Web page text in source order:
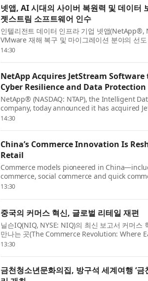
넷앱, AI 시대의 사이버 복원력 및 데이터
젯스트림 소프트웨어 인수
인텔리전트 데이터 인프라 기업 넷앱(NetApp®,
VMware 재해 복구 및 마이그레이션 분야의 선
프트웨어(JetStream Software)를 인수했다고 발
14:30
NetApp Acquires JetStream Software
Cyber Resilience and Data
NetApp® (NASDAQ: NTAP), the Intelligent
company, today announced it has acquired
a leader in VMware disaster recovery and
14:30
China’s Commerce Innovation Is
Retail
Commerce models pioneered in
commerce, social commerce and quick
increasingly influencing how consumers
13:30
중국의 커머스 혁신, 글로벌 리테일 재편
닐슨IQ(NIQ, NYSE: NIQ)의 최신 보고서 커머스
만나는 곳(The Commerce Revolution: Where
따르면 라이브 커머스, 소셜 커머스, 퀵 커머스
13:30
금천청소년문화의집, 방구석 세계여행 ‘금